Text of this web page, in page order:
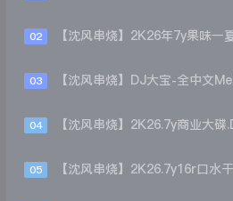
02
03
04 【沈风串烧】2K26.7y商业大
05